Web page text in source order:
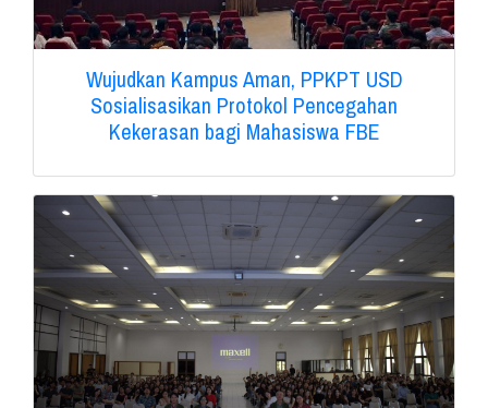
Wujudkan Kampus Aman, PPKPT USD
Sosialisasikan Protokol Pencegahan
Kekerasan bagi Mahasiswa FBE